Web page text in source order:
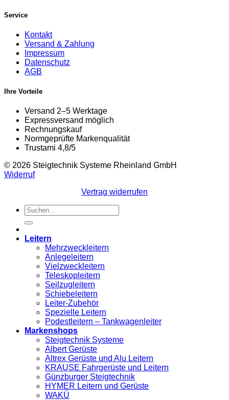
Service
Kontakt
Versand & Zahlung
Impressum
Datenschutz
AGB
Ihre Vorteile
Versand 2–5 Werktage
Expressversand möglich
Rechnungskauf
Normgeprüfte Markenqualität
Trustami 4,8/5
© 2026 Steigtechnik Systeme Rheinland GmbH
Widerruf
Vertrag widerrufen
Suchen
nach:
Leitern
Mehrzweckleitern
Anlegeleitern
Vielzweckleitern
Teleskopleitern
Seilzugleitern
Schiebeleitern
Leiter-Zubehör
Spezielle Leitern
Podestleitern – Tankwagenleiter
Markenshops
Steigtechnik Systeme
Albert Gerüste
Altrex Gerüste und Alu Leitern
KRAUSE Fahrgerüste und Leitern
Günzburger Steigtechnik
HYMER Leitern und Gerüste
WAKÜ